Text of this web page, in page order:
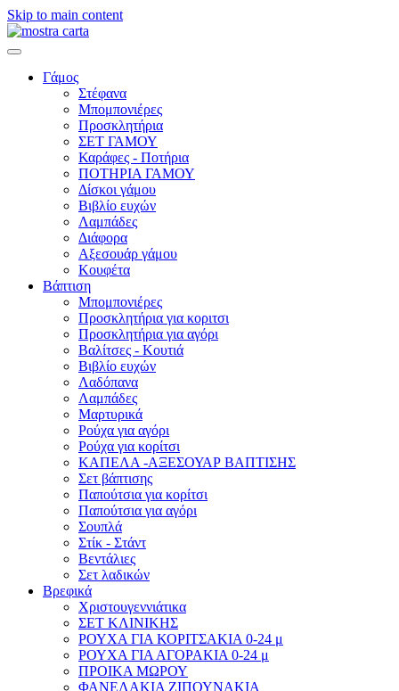
Skip to main content
Γάμος
Στέφανα
Μπομπονιέρες
Προσκλητήρια
ΣΕΤ ΓΑΜΟΥ
Καράφες - Ποτήρια
ΠΟΤΗΡΙΑ ΓΑΜΟΥ
Δίσκοι γάμου
Βιβλίο ευχών
Λαμπάδες
Διάφορα
Αξεσουάρ γάμου
Κουφέτα
Βάπτιση
Μπομπονιέρες
Προσκλητήρια για κοριτσι
Προσκλητήρια για αγόρι
Βαλίτσες - Κουτιά
Βιβλίο ευχών
Λαδόπανα
Λαμπάδες
Μαρτυρικά
Ρούχα για αγόρι
Ρούχα για κορίτσι
ΚΑΠΕΛΑ -ΑΞΕΣΟΥΑΡ ΒΑΠΤΙΣΗΣ
Σετ βάπτισης
Παπούτσια για κορίτσι
Παπούτσια για αγόρι
Σουπλά
Στίκ - Στάντ
Βεντάλιες
Σετ λαδικών
Βρεφικά
Χριστουγεννιάτικα
ΣΕΤ ΚΛΙΝΙΚΗΣ
ΡΟΥΧΑ ΓΙΑ ΚΟΡΙΤΣΑΚΙΑ 0-24 μ
ΡΟΥΧΑ ΓΙΑ ΑΓΟΡΑΚΙΑ 0-24 μ
ΠΡΟΙΚΑ ΜΩΡΟΥ
ΦΑΝΕΛΑΚΙΑ ΖΙΠΟΥΝΑΚΙΑ